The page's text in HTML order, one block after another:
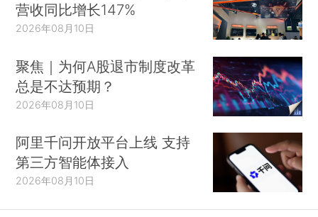
营收同比增长147%
2026年08月10日
聚焦｜为何A股退市制度改革
总是不达预期？
2026年08月10日
阿里千问开放平台上线 支持
第三方智能体接入
2026年08月10日